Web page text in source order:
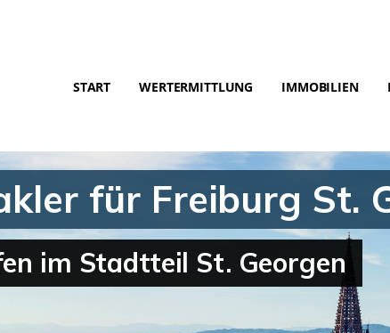
START WERTERMITTLUNG IMMOBILIEN
für Freiburg St.
im Stadtteil St. Georgen